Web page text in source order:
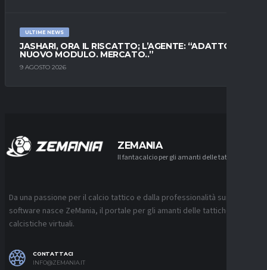
ULTIME NEWS
JASHARI, ORA IL RISCATTO; L’AGENTE: “ADATTO AL
NUOVO MODULO. MERCATO..”
9 AGOSTO 2026
ZEMANIA
Il fantacalcio per gli amanti delle tattiche
Da una passione per il calcio tattico e dalla professionalità sui
software nasce ZeMania, il portale per gli amanti delle tattiche
calcistiche virtuali.
CONTATTACI
INFO@ZEMANIA.IT